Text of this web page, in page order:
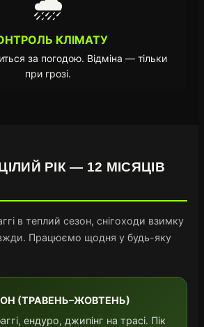
КЛІМАТУ
за погодою. Відміна — тільки
при грозі.
РІК — 12 МІСЯЦІВ
в теплий сезон, снігоходи взимку
Працюємо щодня у будь-яку
(ТРАВЕНЬ–ЖОВТЕНЬ)
ендуро, джипінг на трасі. Пік